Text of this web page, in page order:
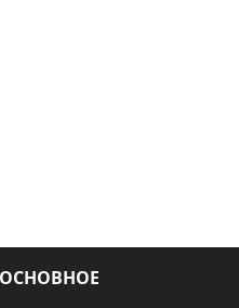
ОСНОВНОЕ